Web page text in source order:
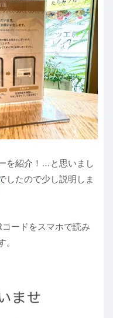
を紹介！…と思いまし
したので少し説明しま
ードをスマホで読み
。